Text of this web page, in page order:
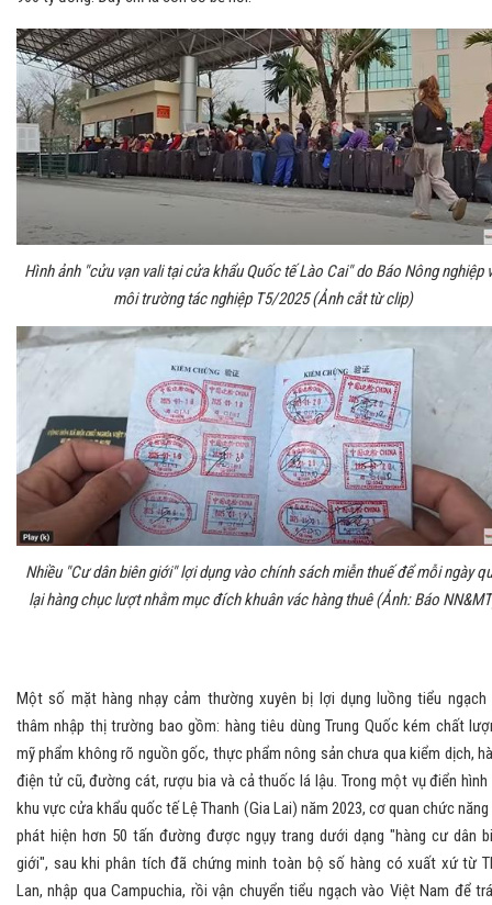
Hình ảnh "cửu vạn vali tại cửa khẩu Quốc tế Lào Cai" do Báo Nông nghiệp
môi trường tác nghiệp T5/2025 (Ảnh cắt từ clip)
Nhiều "Cư dân biên giới" lợi dụng vào chính sách miễn thuế để mỗi ngày
lại hàng chục lượt nhằm mục đích khuân vác hàng thuê (Ảnh: Báo
Một số mặt hàng nhạy cảm thường xuyên bị lợi dụng luồng tiểu ngạch
thâm nhập thị trường bao gồm: hàng tiêu dùng Trung Quốc kém chất
mỹ phẩm không rõ nguồn gốc, thực phẩm nông sản chưa qua kiểm dịch,
điện tử cũ, đường cát, rượu bia và cả thuốc lá lậu. Trong một vụ điển
khu vực cửa khẩu quốc tế Lệ Thanh (Gia Lai) năm 2023, cơ quan chức
phát hiện hơn 50 tấn đường được ngụy trang dưới dạng "hàng cư dân
giới", sau khi phân tích đã chứng minh toàn bộ số hàng có xuất xứ từ
Lan, nhập qua Campuchia, rồi vận chuyển tiểu ngạch vào Việt Nam để